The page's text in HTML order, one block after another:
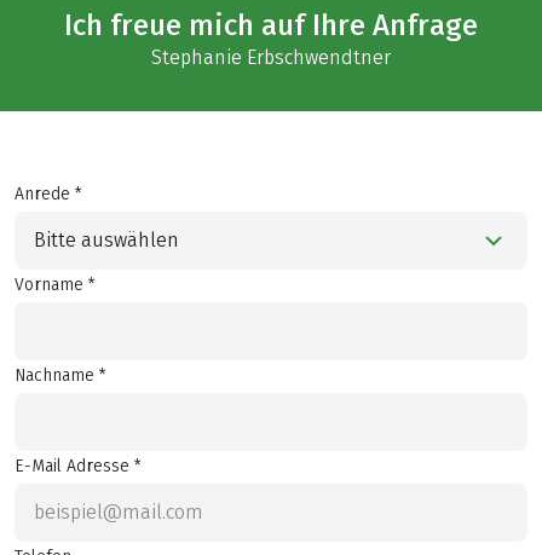
Ich freue mich auf Ihre Anfrage
Stephanie Erbschwendtner
Anrede *
Bitte auswählen
Vorname *
Nachname *
E-Mail Adresse *